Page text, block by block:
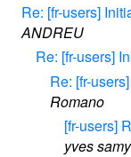
Re: [fr-users]
ANDREU
Re: [fr-users]
Re: [fr-
Romano
[fr-users]
yves